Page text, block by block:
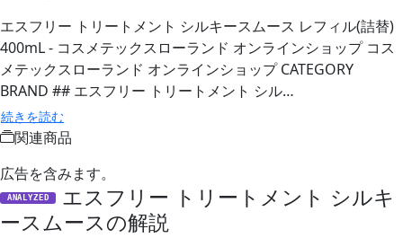
エスフリー トリートメント シルキースムース レフィル(詰替)
400mL - コスメテックスローランド オンラインショップ コス
メテックスローランド オンラインショップ CATEGORY
BRAND ## エスフリー トリートメント シル…
続きを読む
関連商品
広告を含みます。
ANALYZED
エスフリー トリートメント シルキ
ースムースの解説